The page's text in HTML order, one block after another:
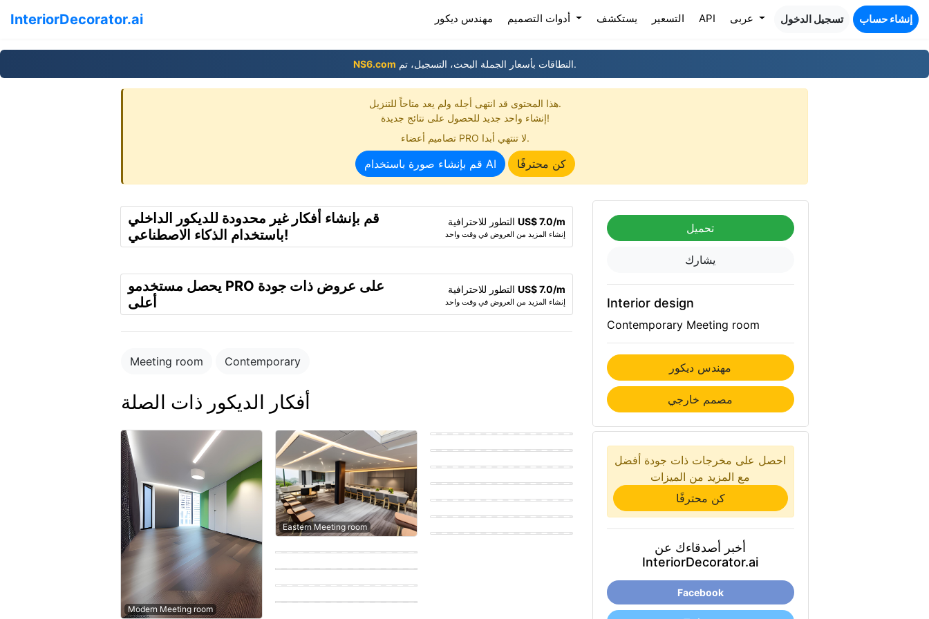
InteriorDecorator.ai مهندس ديكور (current) يستكشف التسعير API تسجيل الدخول إنشاء حساب
NS6.com النطاقات بأسعار الجملة البحث، التسجيل، تم.
هذا المحتوى قد انتهى أجله ولم يعد متاحاً للتنزيل.
إنشاء واحد جديد للحصول على نتائج جديدة!
تصاميم أعضاء PRO لا تنتهي أبدا.
قم بإنشاء صورة باستخدام AI كن محترفًا
قم بإنشاء أفكار غير محدودة للديكور الداخلي
باستخدام الذكاء الاصطناعي!
US$ 7.0/m
إنشاء المزيد من العروض في وقت واحد
يحصل مستخدمو PRO على عروض ذات جودة
أعلى
US$ 7.0/m
إنشاء المزيد من العروض في وقت واحد
Meeting room Contemporary
أفكار الديكور ذات الصلة
Modern Meeting room
Eastern Meeting room
تحميل
يشارك
Interior design
Contemporary Meeting room
مهندس ديكور
مصمم خارجي
احصل على مخرجات ذات جودة أفضل
مع المزيد من الميزات
كن محترفًا
أخبر أصدقاءك عن
InteriorDecorator.ai
Facebook